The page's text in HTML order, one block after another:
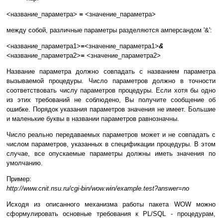
<название_параметра> = <значение_параметра>
между собой, различные параметры разделяются амперсандом '&':
<название_параметра1>=<значение_параметра1>&
<название_параметра2>= <значение_параметра2>
Название параметра должно совпадать с названием параметра
вызываемой процедуры. Число параметров должно в точности
соответствовать числу параметров процедуры. Если хотя бы одно
из этих требований не соблюдено, Вы получите сообщение об
ошибке. Порядок указания параметров значения не имеет. Большие
и маленькие буквы в названии параметров равнозначны.
Число реально передаваемых параметров может и не совпадать с
числом параметров, указанных в спецификации процедуры. В этом
случае, все опускаемые параметры должны иметь значения по
умолчанию.
Пример:
http://www.cnit.nsu.ru/cgi-bin/wow.win/example.test?answer=no
Исходя из описанного механизма работы пакета WOW можно
сформулировать основные требования к PL/SQL - процедурам,